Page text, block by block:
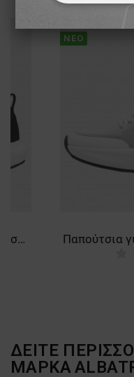
Παπούτσια για καθημερινή χρήση OIVIO FIT THE ESSENTIAL MAX O6 SR BLACK
ΝΈΟ
ΔΕΙΤΕ
ΜΑΡΚΑ
ΜΗ